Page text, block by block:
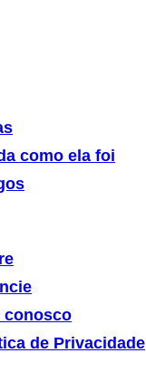
como ela foi
conosco
de Privacidade